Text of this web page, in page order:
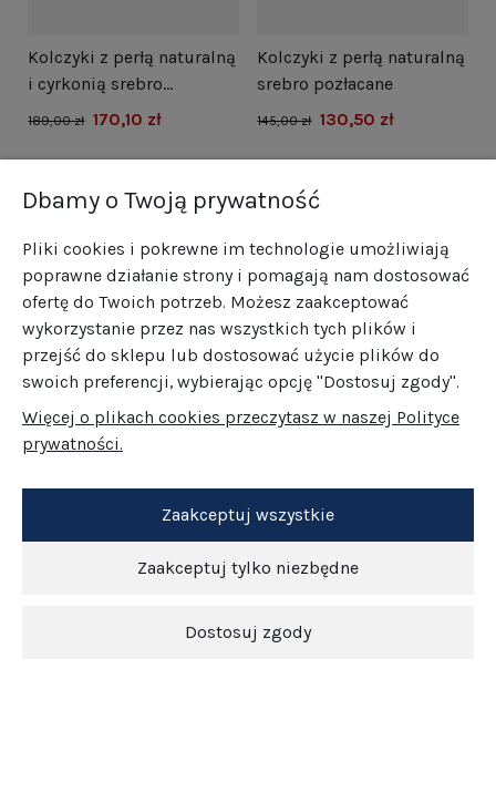
Kolczyki z perłą naturalną
i cyrkonią srebro
rodowane
189,00 zł 170,10 zł
Kolczyki z perłą naturalną
srebro pozłacane
145,00 zł 130,50 zł
Dbamy o Twoją prywatność
Pliki cookies i pokrewne im technologie umożliwiają
poprawne działanie strony i pomagają nam dostosować
ofertę do Twoich potrzeb. Możesz zaakceptować
wykorzystanie przez nas wszystkich tych plików i
przejść do sklepu lub dostosować użycie plików do
swoich preferencji, wybierając opcję "Dostosuj zgody".
Więcej o plikach cookies przeczytasz w naszej Polityce
prywatności.
Zaakceptuj tylko niezbędne
Dostosuj zgody
Zaakceptuj wszystkie